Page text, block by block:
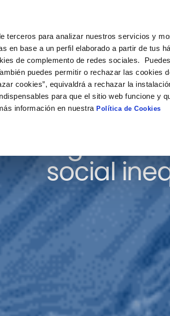
terceros para analizar nuestros servicios y
en base a un perfil elaborado a partir de tus
de complemento de redes sociales.
puedes permitir o rechazar las cookies
cookies”, equivaldrá a rechazar la
para que el sitio web funcione y
información en nuestraPolítica de Cookies
Big Data
social